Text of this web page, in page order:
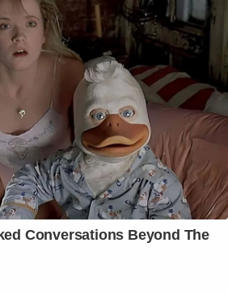
Conversations Beyond The